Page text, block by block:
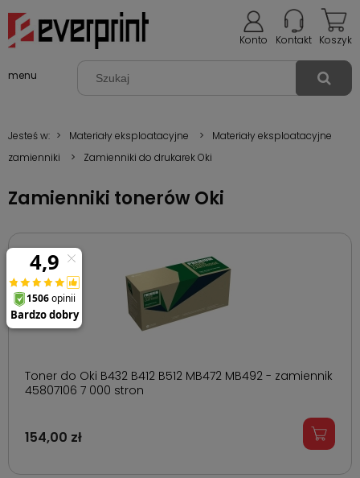
Koszyk
Kontakt
Konto
menu
Jesteś w: > Materiały eksploatacyjne >
Materiały eksploatacyjne
zamienniki
> Zamienniki do drukarek Oki
Zamienniki tonerów Oki
Toner do Oki B432 B412 B512 MB472 MB492 - zamiennik
45807106 7 000 stron
154,00 zł